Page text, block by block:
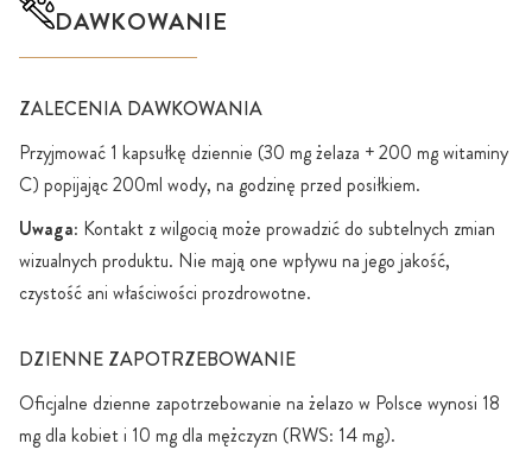
DAWKOWANIE
ZALECENIA DAWKOWANIA
Przyjmować 1 kapsułkę dziennie (30 mg żelaza + 200 mg witaminy
C) popijając 200ml wody, na godzinę przed posiłkiem.
Uwaga: Kontakt z wilgocią może prowadzić do subtelnych zmian
wizualnych produktu. Nie mają one wpływu na jego jakość,
czystość ani właściwości prozdrowotne.
DZIENNE ZAPOTRZEBOWANIE
Oficjalne dzienne zapotrzebowanie na żelazo w Polsce wynosi 18
mg dla kobiet i 10 mg dla mężczyzn (RWS: 14 mg).